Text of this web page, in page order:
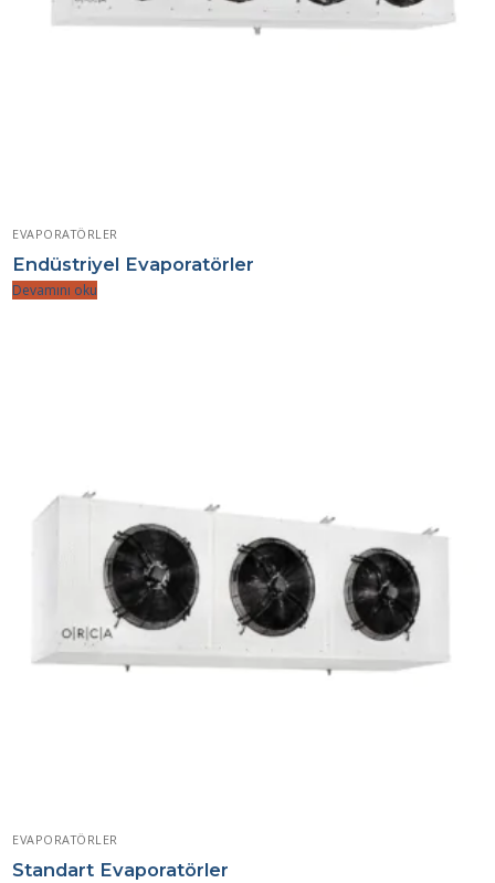
EVAPORATÖRLER
Endüstriyel Evaporatörler
Devamını oku
EVAPORATÖRLER
Standart Evaporatörler